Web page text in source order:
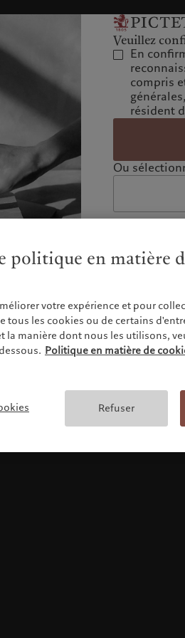
Veuillez
En
compris
résident
Ou
politique en matière
votre expérience et pour
tous les cookies ou de certains
manière dont nous les utilisons,
Politique en matière de
Refuser